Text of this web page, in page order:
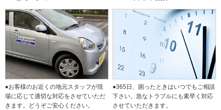
●お客様のお近くの地元スタッフが現
場に応じて適切な対応をさせていただ
きます。どうぞご安心ください。
●365日、困ったときはいつでもご相談
下さい。急なトラブルにも素早く対応
させていただきます。